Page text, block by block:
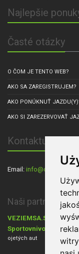
Najlepšie
Časté otázky
O ČOM JE TENTO WEB?
AKO SA ZAREGISTRUJEM?
AKO PONÚKNUŤ
AKO SI ZAREZERVOVAŤ
Kontaktuj nás
Email: info@carpul.eu ,
Naši partneri:
VEZIEMSA.SK - Dovoz
Sportovnivozy.cz-
ojetých aut